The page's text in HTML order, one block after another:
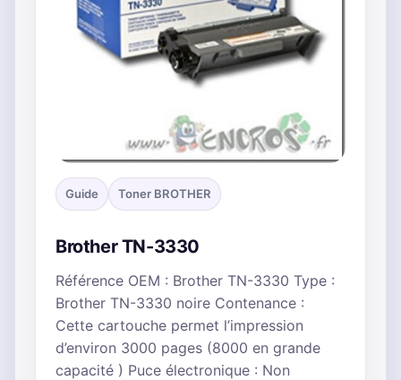
Guide Toner BROTHER
Brother TN-3330
Référence OEM : Brother TN-3330 Type :
Brother TN-3330 noire Contenance :
Cette cartouche permet l’impression
d’environ 3000 pages (8000 en grande
capacité ) Puce électronique : Non